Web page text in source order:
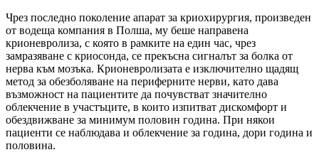
Чрез последно поколение апарат за криохирургия, произведен
от водеща компания в Полша, му беше направена
крионевролиза, с която в рамките на един час, чрез
замразяване с криосонда, се прекъсна сигналът за болка от
нерва към мозъка. Крионевролизата е изключително щадящ
метод за обезболяване на периферните нерви, като дава
възможност на пациентите да почувстват значително
облекчение в участъците, в които изпитват дискомфорт и
обездвижване за минимум половин година. При някои
пациенти се наблюдава и облекчение за година, дори година и
половина.